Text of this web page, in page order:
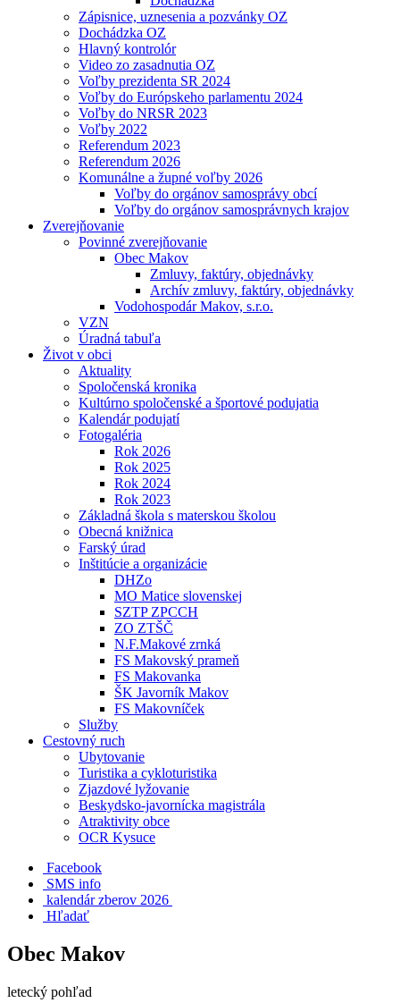
Zápisnice, uznesenia a pozvánky OZ
Dochádzka OZ
Hlavný kontrolór
Video zo zasadnutia OZ
Voľby prezidenta SR 2024
Voľby do Európskeho parlamentu 2024
Voľby do NRSR 2023
Voľby 2022
Referendum 2023
Referendum 2026
Komunálne a župné voľby 2026
Voľby do orgánov samosprávy obcí
Voľby do orgánov samosprávnych krajov
Zverejňovanie
Povinné zverejňovanie
Obec Makov
Zmluvy, faktúry, objednávky
Archív zmluvy, faktúry, objednávky
Vodohospodár Makov, s.r.o.
VZN
Úradná tabuľa
Život v obci
Aktuality
Spoločenská kronika
Kultúrno spoločenské a športové podujatia
Kalendár podujatí
Fotogaléria
Rok 2026
Rok 2025
Rok 2024
Rok 2023
Základná škola s materskou školou
Obecná knižnica
Farský úrad
Inštitúcie a organizácie
DHZo
MO Matice slovenskej
SZTP ZPCCH
ZO ZTŠČ
N.F.Makové zrnká
FS Makovský prameň
FS Makovanka
ŠK Javorník Makov
FS Makovníček
Služby
Cestovný ruch
Ubytovanie
Turistika a cykloturistika
Zjazdové lyžovanie
Beskydsko-javornícka magistrála
Atraktivity obce
OCR Kysuce
Facebook
SMS info
​ kalendár zberov 2026
Hľadať
Obec Makov
letecký pohľad